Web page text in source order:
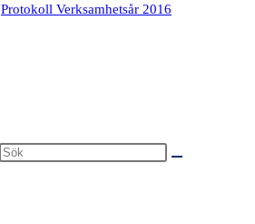
Protokoll Verksamhetsår 2016